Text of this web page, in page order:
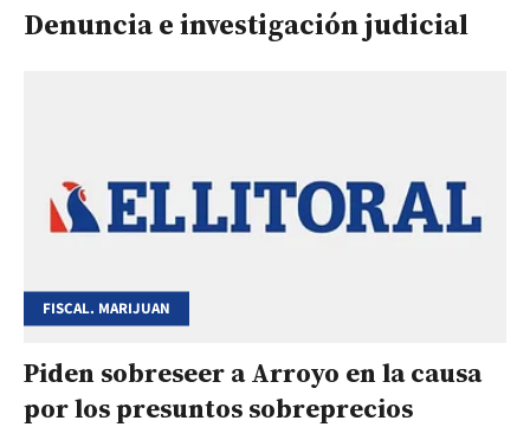
Denuncia e investigación judicial
FISCAL. MARIJUAN
Piden sobreseer a Arroyo en la causa
por los presuntos sobreprecios